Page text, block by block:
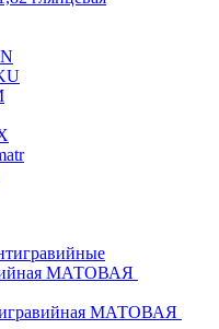
МАТОВАЯ
МАТОВАЯ